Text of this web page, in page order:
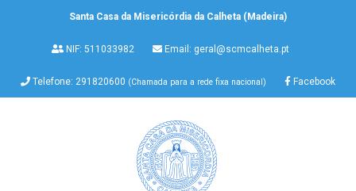
Santa Casa da Misericórdia da Calheta (Madeira)
NIF: 511033982 Email: geral@scmcalheta.pt
Telefone: 291820600 (Chamada para a rede fixa nacional) Facebook